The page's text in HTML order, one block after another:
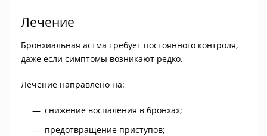
Лечение
Бронхиальная астма требует постоянного контроля,
даже если симптомы возникают редко.
Лечение направлено на:
снижение воспаления в бронхах;
предотвращение приступов;